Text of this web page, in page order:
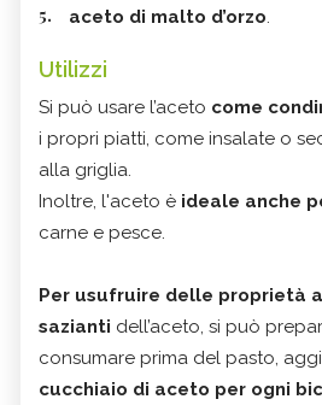
aceto di malto d’orzo.
Utilizzi
Si può usare l’aceto come
i propri piatti, come insalate o
alla griglia.
Inoltre, l'aceto è ideale anche
carne e pesce.
Per usufruire delle proprietà
sazianti dell’aceto, si può
consumare prima del pasto,
cucchiaio di aceto per ogni